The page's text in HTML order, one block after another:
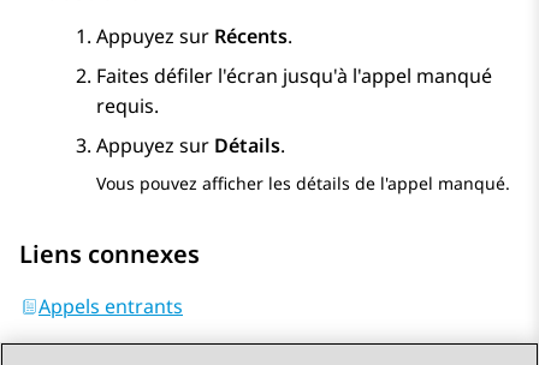
Appuyez sur Récents.
Faites défiler l'écran jusqu'à l'appel manqué
requis.
Appuyez sur Détails.
Vous pouvez afficher les détails de l'appel manqué.
Liens connexes
Appels entrants